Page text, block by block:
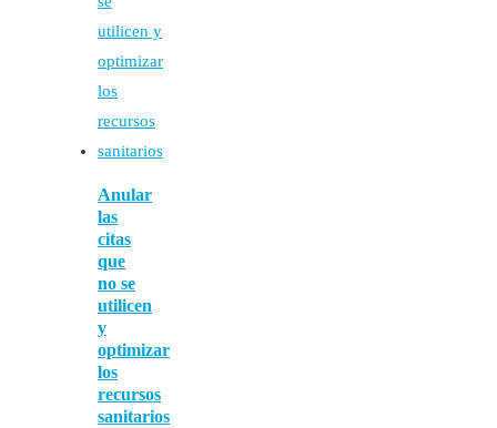
Anular
las
citas
que
no se
utilicen
y
optimizar
los
recursos
sanitarios